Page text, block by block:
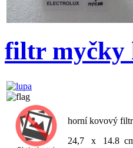
filtr myčky
horní kovový
24,7 x 14.8